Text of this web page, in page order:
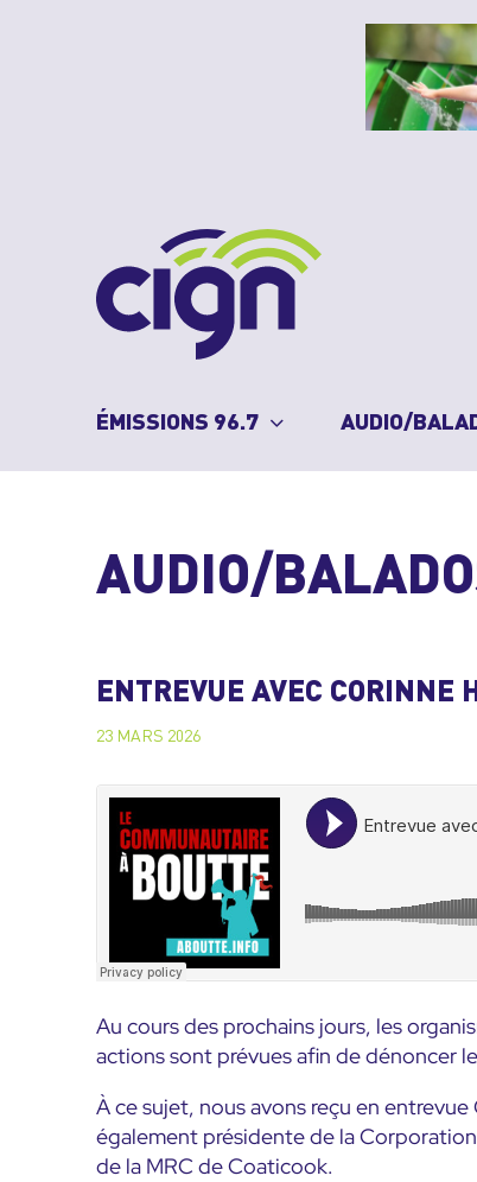
ÉMISSIONS 96.7 AUDIO/
AUDIO/
ENTREVUE AVEC CORINNE
23 MARS 2026
Au cours des prochains jours, les
actions sont prévues afin de dénoncer
À ce sujet, nous avons reçu en
également présidente de la
de la MRC de Coaticook.